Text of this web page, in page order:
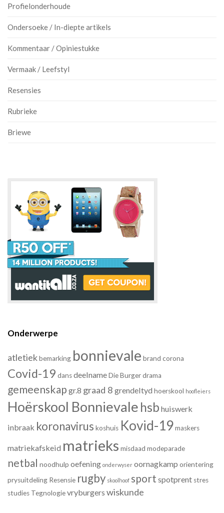
Profielonderhoude
Ondersoeke / In-diepte artikels
Kommentaar / Opiniestukke
Vermaak / Leefstyl
Resensies
Rubrieke
Briewe
Onderwerpe
atletiekbemarking bonnievale brand corona
Covid-19 dansdeelnameDie Burgerdrama
gemeenskap gr.8 graad 8 grendeltyd hoerskool hoofleiers
Hoërskool Bonnievale hsb huiswerk
inbraak koronavirus koshuis Kovid-19maskers
matriekafskeid matrieks misdaad modeparade
netbal noodhulp oefening onderwyser oornagkamp orientering
prysuitdeling Resensie rugby skoolhoof sport spotprent stres
studies Tegnologievryburgers wiskunde